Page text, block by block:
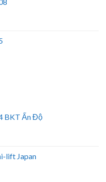
BKT Ấn Độ
lift Japan